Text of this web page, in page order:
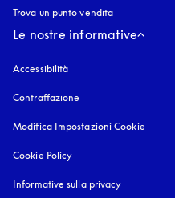
Trova un punto vendita
Le nostre informative
Accessibilità
Contraffazione
Modifica Impostazioni Cookie
Cookie Policy
Informative sulla privacy